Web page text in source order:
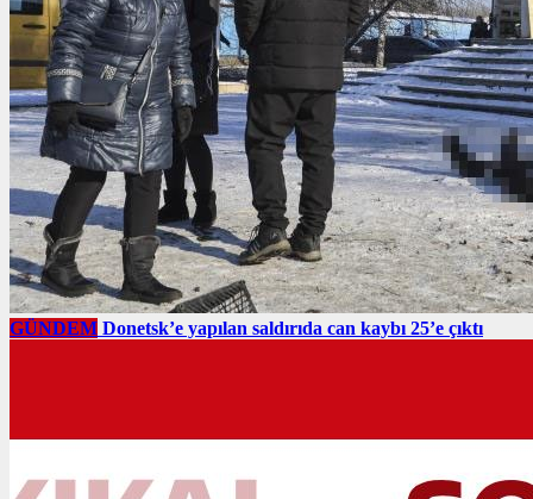
GÜNDEM Donetsk’e yapılan saldırıda can kaybı 25’e çıktı